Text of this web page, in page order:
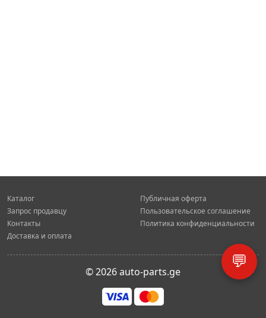
Каталог
Запрос продавцу
Контакты
Доставка и оплата
Публичная оферта
Пользовательское соглашение
Политика конфиденциальности
© 2026 auto-parts.ge
💬